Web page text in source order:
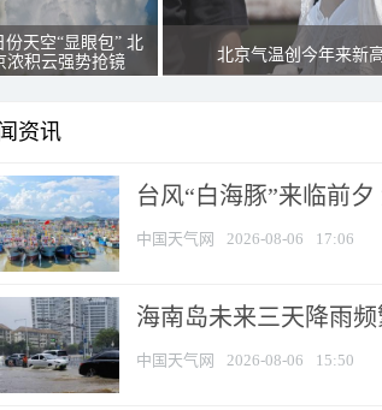
份天空“显眼包” 北
浓积云强势抢镜
北京气温创今年来新
资讯
台风“白海豚”来临前
中国天气网 2026-08-06 17:06
海南岛未来三天降雨
中国天气网 2026-08-06 15:50